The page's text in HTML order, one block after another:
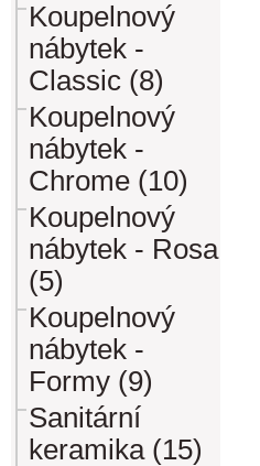
Koupelnový
nábytek -
Classic (8)
Koupelnový
nábytek -
Chrome (10)
Koupelnový
nábytek - Rosa
(5)
Koupelnový
nábytek -
Formy (9)
Sanitární
keramika (15)